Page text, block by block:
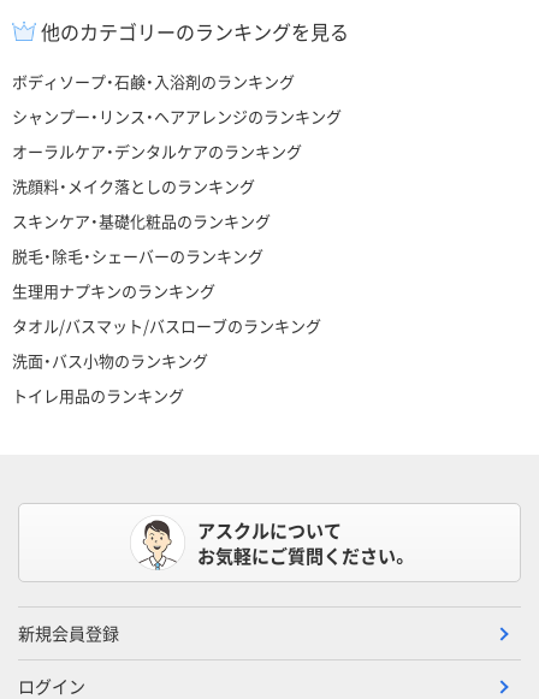
他のカテゴリーのランキングを見る
ボディソープ・石鹸・入浴剤のランキング
シャンプー・リンス・ヘアアレンジのランキング
オーラルケア・デンタルケアのランキング
洗顔料・メイク落としのランキング
スキンケア・基礎化粧品のランキング
脱毛・除毛・シェーバーのランキング
生理用ナプキンのランキング
タオル/バスマット/バスローブのランキング
洗面・バス小物のランキング
トイレ用品のランキング
アスクルについて
お気軽にご質問ください。
新規会員登録
ログイン